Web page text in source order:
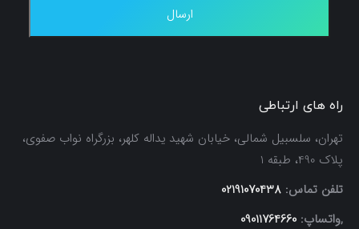
راه های ارتباطی
تهران، سلسبیل شمالی، خیابان شهید یداله کلهر، بزرگراه نواب صفوی،
پلاک 490، طبقه 1
تلفن تماس: 02191070438
,واتساپ: 09011764660